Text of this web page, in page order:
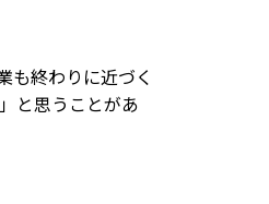
終わりに近づく
と思うことがあ